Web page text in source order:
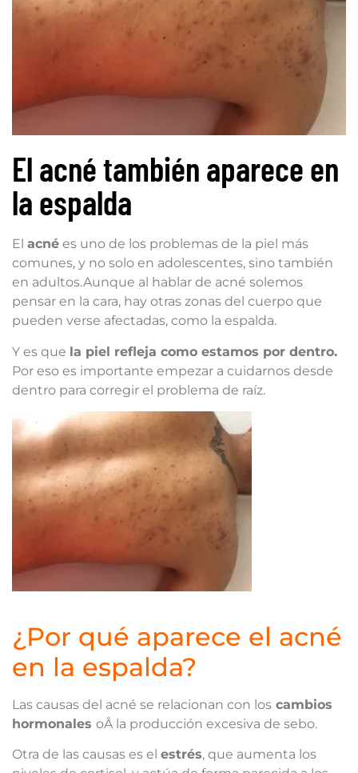
El acné también aparece en
la espalda
El acné es uno de los problemas de la piel más
comunes, y no solo en adolescentes, sino también
en adultos.Aunque al hablar de acné solemos
pensar en la cara, hay otras zonas del cuerpo que
pueden verse afectadas, como la espalda.
Y es que la piel refleja como estamos por dentro.
Por eso es importante empezar a cuidarnos desde
dentro para corregir el problema de raíz.
¿Por qué aparece el acné
en la espalda?
Las causas del acné se relacionan con los cambios
hormonales oÂ la producción excesiva de sebo.
Otra de las causas es el estrés, que aumenta los